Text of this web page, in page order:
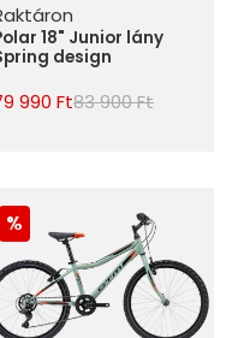
18" Junior lány
design
990 Ft83 900 Ft